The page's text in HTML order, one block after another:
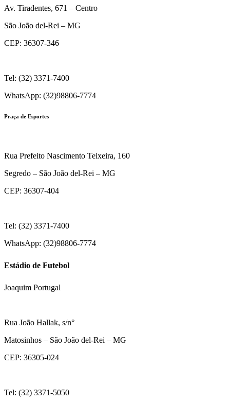
Av. Tiradentes, 671 – Centro
São João del-Rei – MG
CEP: 36307-346
Tel: (32) 3371-7400
WhatsApp: (32)98806-7774
Praça de Esportes
Rua Prefeito Nascimento Teixeira, 160
Segredo – São João del-Rei – MG
CEP: 36307-404
Tel: (32) 3371-7400
WhatsApp: (32)98806-7774
Estádio de Futebol
Joaquim Portugal
Rua João Hallak, s/n°
Matosinhos – São João del-Rei – MG
CEP: 36305-024
Tel: (32) 3371-5050